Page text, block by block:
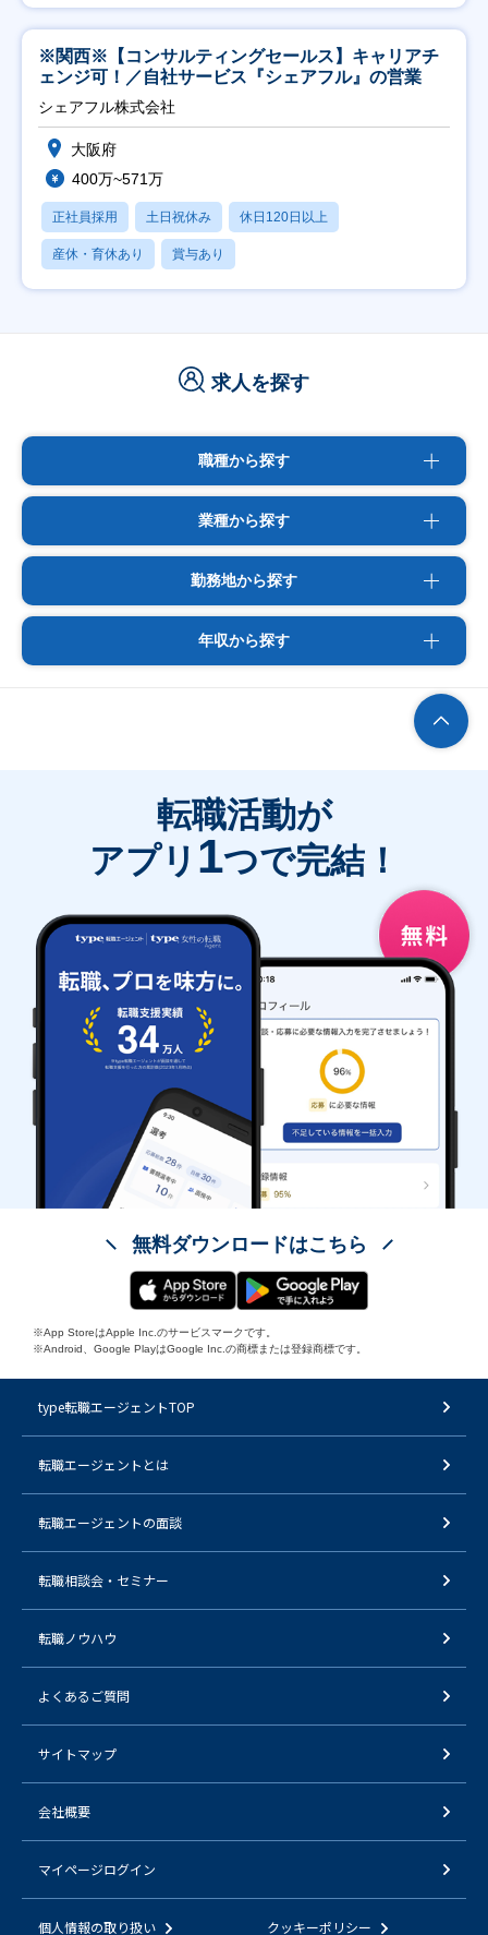
※関西※【コンサルティングセールス】キャリアチ
ェンジ可！／自社サービス『シェアフル』の営業
シェアフル株式会社
大阪府
400万~571万
正社員採用 土日祝休み 休日120日以上
産休・育休あり 賞与あり
求人を探す
職種から探す
業種から探す
勤務地から探す
年収から探す
転職活動が
アプリ 1つで完結！
無料ダウンロードはこちら
※App StoreはApple Inc.のサービスマークです。
※Android、Google PlayはGoogle Inc.の商標または登録商標です。
type転職エージェントTOP
転職エージェントとは
転職エージェントの面談
転職相談会・セミナー
転職ノウハウ
よくあるご質問
サイトマップ
会社概要
マイページログイン
個人情報の取り扱い クッキーポリシー